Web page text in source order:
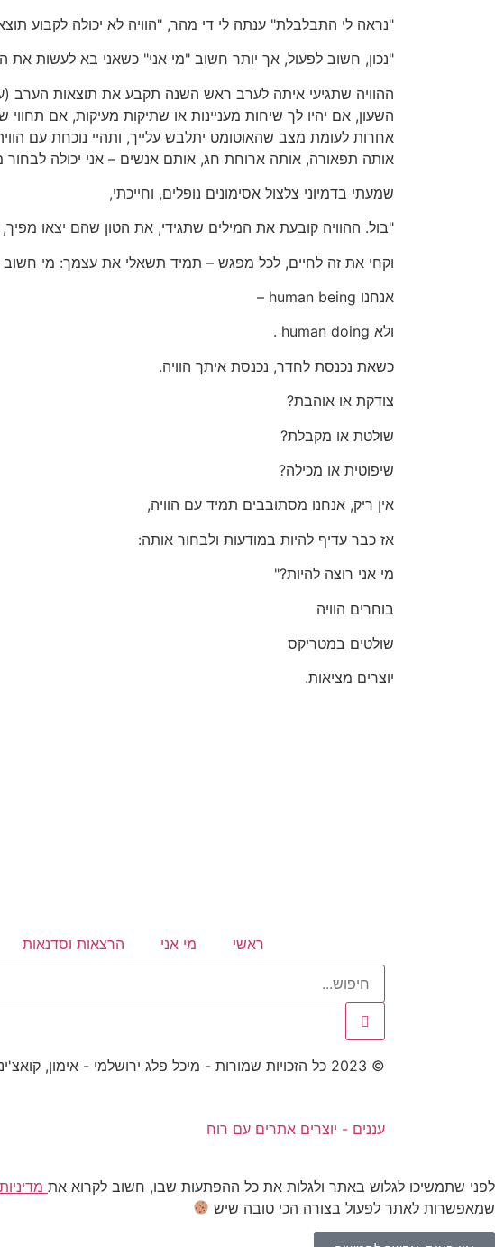
"נראה לי התבלבלת" ענתה לי די מהר, "הוויה לא יכולה לקבוע
"נכון, חשוב לפעול, אך יותר חשוב "מי אני" כשאני בא לעשות את
ההוויה שתגיעי איתה לערב ראש השנה תקבע את תוצאות הערב
השעון, אם יהיו לך שיחות מעניינות או שתיקות מעיקות, אם
אחרות לעומת מצב שהאוטומט יתלבש עלייך, ותהיי נוכחת עם
אותה תפאורה, אותה ארוחת חג, אותם אנשים – אני יכולה לבחור
שמעתי בדמיוני צלצול אסימונים נופלים, וחייכתי,
"בול. ההוויה קובעת את המילים שתגידי, את הטון שהם יצאו
וקחי את זה לחיים, לכל מפגש – תמיד תשאלי את עצמך: מי חשוב
אנחנו human being –
ולא human doing .
כשאת נכנסת לחדר, נכנסת איתך הוויה.
צודקת או אוהבת?
שולטת או מקבלת?
שיפוטית או מכילה?
אין ריק, אנחנו מסתובבים תמיד עם הוויה,
אז כבר עדיף להיות במודעות ולבחור אותה:
מי אני רוצה להיות?"
בוחרים הוויה
שולטים במטריקס
יוצרים מציאות.
ראשי מי אני הרצאות וסדנאות
© 2023 כל הזכויות שמורות - מיכל פלג ירושלמי - אימון, קואצ'ינג וטיפול NLP
עננים - יוצרים אתרים עם רוח
לפני שתמשיכו לגלוש באתר ולגלות את כל ההפתעות שבו, חשוב לקרוא את
שמאפשרות לאתר לפעול בצורה הכי טובה שיש